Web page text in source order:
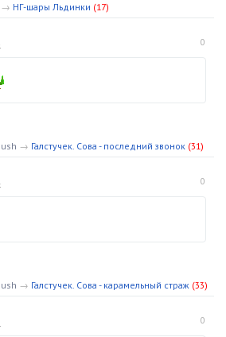
→ НГ-шары Льдинки (17)
0
→ Галстучек. Сова - последний звонок (31)
0
→ Галстучек. Сова - карамельный страж (33)
0